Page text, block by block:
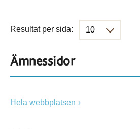
Resultat per sida:
Ämnessidor
Hela webbplatsen